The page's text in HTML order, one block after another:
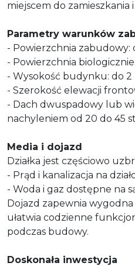
miejscem do zamieszkania
Parametry warunków
- Powierzchnia zabudowy:
- Powierzchnia
- Wysokość budynku: do
- Szerokość elewacji
- Dach dwuspadowy lub
nachyleniem od 20 do 45
Media i dojazd
Działka jest częściowo
- Prąd i kanalizacja na
- Woda i gaz dostępne na
Dojazd zapewnia
ułatwia codzienne
podczas budowy.
Doskonała inwestycja